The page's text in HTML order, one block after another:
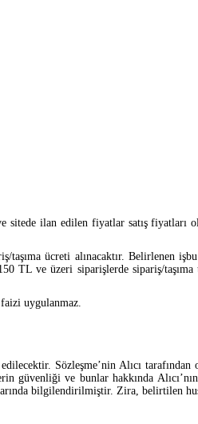
ilan edilen fiyatlar satış fiyatları
ücreti alınacaktır. Belirlenen
ve üzeri siparişlerde sipariş/
faizi uygulanmaz.
Sözleşme’nin Alıcı
güvenliği ve bunlar hakkında
bilgilendirilmiştir. Zira, belirtilen